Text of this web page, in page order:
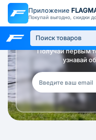
Приложение
Покупай выгодно, скидки
Получай первым
узнавай